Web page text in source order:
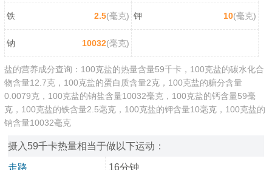
铁 2.5(毫克) 钾 10(毫克)
钠 10032(毫克)
盐的营养成分查询：100克盐的热量含量59千卡，100克盐的碳水化合
物含量12.7克，100克盐的蛋白质含量2克，100克盐的糖分含量
0.0079克，100克盐的钠盐含量10032毫克，100克盐的钙含量59毫
克，100克盐的铁含量2.5毫克，100克盐的钾含量10毫克，100克盐的
钠含量10032毫克
摄入59千卡热量相当于做以下运动：
走路 16分钟